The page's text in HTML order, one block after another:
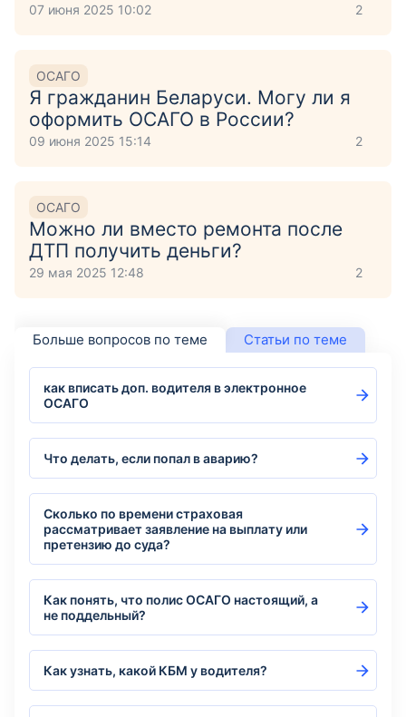
07 июня 2025 10:02 2
ОСАГО
Я гражданин Беларуси. Могу ли я
оформить ОСАГО в России?
09 июня 2025 15:14 2
ОСАГО
Можно ли вместо ремонта после
ДТП получить деньги?
29 мая 2025 12:48 2
Больше вопросов по теме Статьи по теме
как вписать доп. водителя в электронное
ОСАГО
Что делать, если попал в аварию?
Сколько по времени страховая
рассматривает заявление на выплату или
претензию до суда?
Как понять, что полис ОСАГО настоящий, а
не поддельный?
Как узнать, какой КБМ у водителя?